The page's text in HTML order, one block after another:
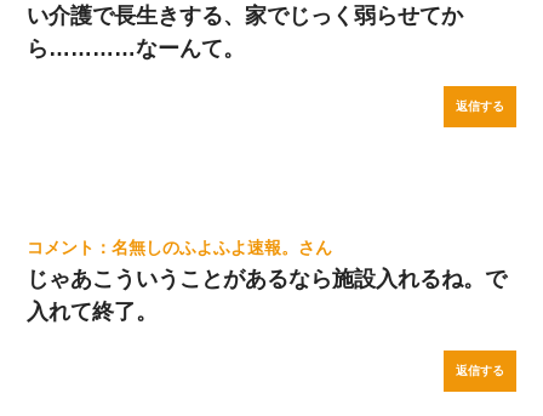
い介護で長生きする、家でじっく弱らせてか
ら…………なーんて。
返信する
名無しのふよふよ速報。
じゃあこういうことがあるなら施設入れるね。で
入れて終了。
返信する